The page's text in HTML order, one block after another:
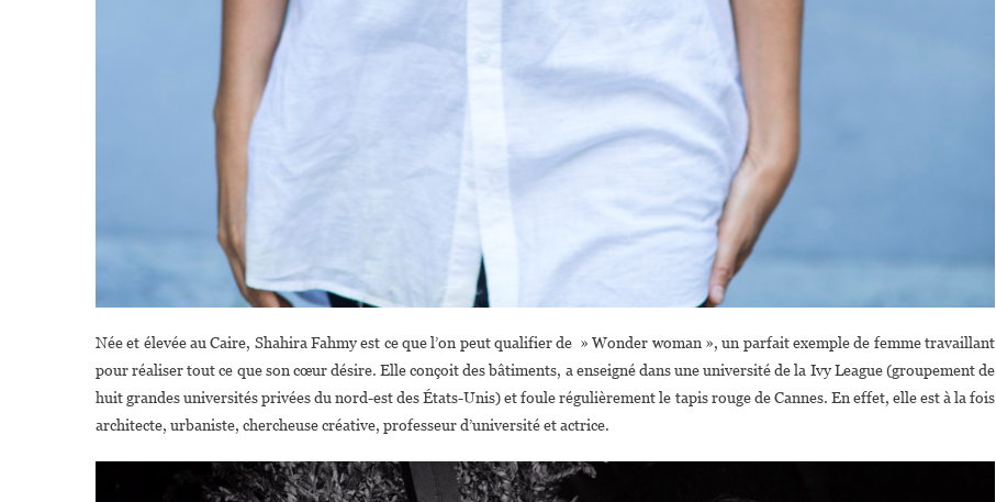
Née et élevée au Caire, Shahira Fahmy est ce que l’on peut qualifier de » Wonder woman », un parfait exemple de femme travaillant
pour réaliser tout ce que son cœur désire. Elle conçoit des bâtiments, a enseigné dans une université de la Ivy League (groupement de
huit grandes universités privées du nord-est des États-Unis) et foule régulièrement le tapis rouge de Cannes. En effet, elle est à la fois
architecte, urbaniste, chercheuse créative, professeur d’université et actrice.